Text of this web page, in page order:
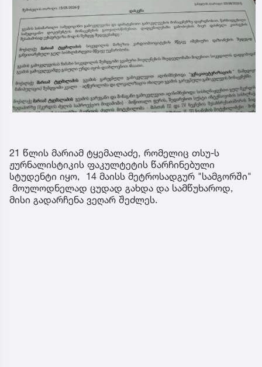
21 წლის მარიამ ტყემალაძე, რომელიც თსუ-ს
ჟურნალისტიკის ფაკულტეტის წარჩინებული
სტუდენტი იყო, 14 მაისს მეტროსადგურ "სამგორში"
მოულოდნელად ცუდად გახდა და სამწუხაროდ,
მისი გადარჩენა ვეღარ შეძლეს.